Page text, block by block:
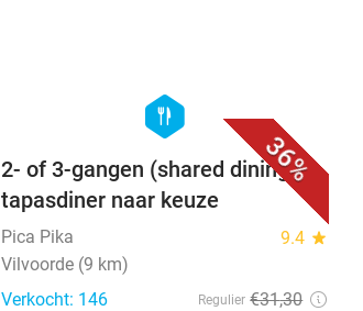
36%
hexagon
food
2- of 3-gangen (shared dining)
tapasdiner naar keuze
Pica Pika 9.4 star
Vilvoorde (9 km)
Verkocht: 146
Regulier €31,30